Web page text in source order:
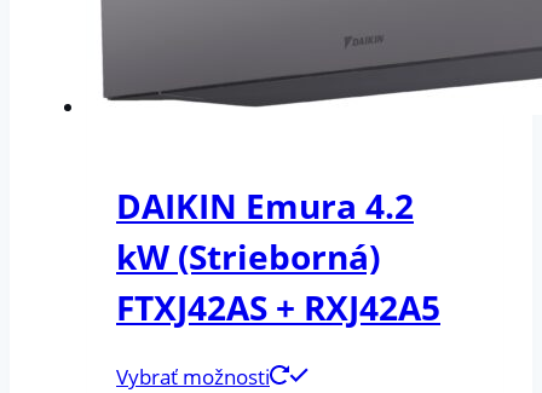
DAIKIN Emura 4.2
kW (Strieborná)
FTXJ42AS + RXJ42A5
Vybrať možnosti